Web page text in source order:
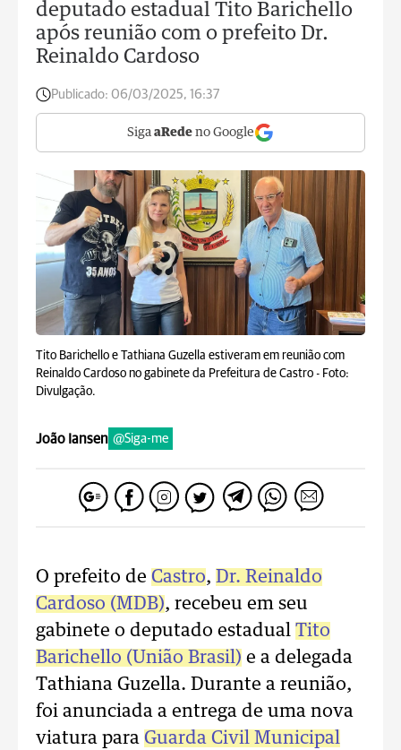
deputado estadual Tito Barichello
após reunião com o prefeito Dr.
Reinaldo Cardoso
Publicado: 06/03/2025, 16:37
Siga aRede no Google
Tito Barichello e Tathiana Guzella estiveram em reunião com
Reinaldo Cardoso no gabinete da Prefeitura de Castro - Foto:
Divulgação.
João Iansen @Siga-me
O prefeito de Castro, Dr. Reinaldo
Cardoso (MDB), recebeu em seu
gabinete o deputado estadual Tito
Barichello (União Brasil) e a delegada
Tathiana Guzella. Durante a reunião,
foi anunciada a entrega de uma nova
viatura para Guarda Civil Municipal